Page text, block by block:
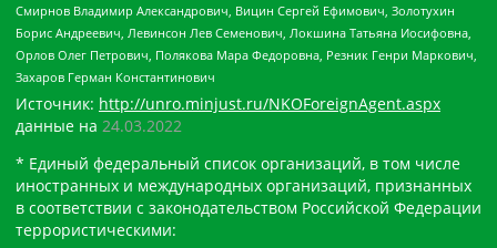
Смирнов Владимир Александрович, Вицин Сергей Ефимович, Золотухин
Борис Андреевич, Левинсон Лев Семенович, Локшина Татьяна Иосифовна,
Орлов Олег Петрович, Полякова Мара Федоровна, Резник Генри Маркович,
Захаров Герман Константинович
Источник: http://unro.minjust.ru/NKOForeignAgent.aspx
данные на 24.03.2022
* Единый федеральный список организаций, в том числе
иностранных и международных организаций, признанных
в соответствии с законодательством Российской Федерации
террористическими: